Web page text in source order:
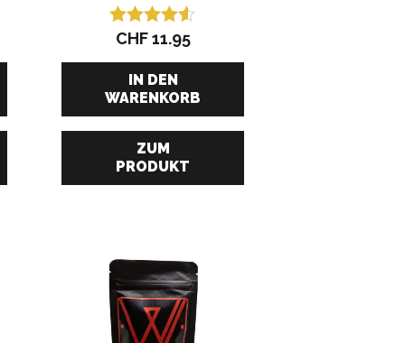
Bewertet
4.50
von 5
CHF11.95
IN DEN
WARENKORB
ZUM
PRODUKT